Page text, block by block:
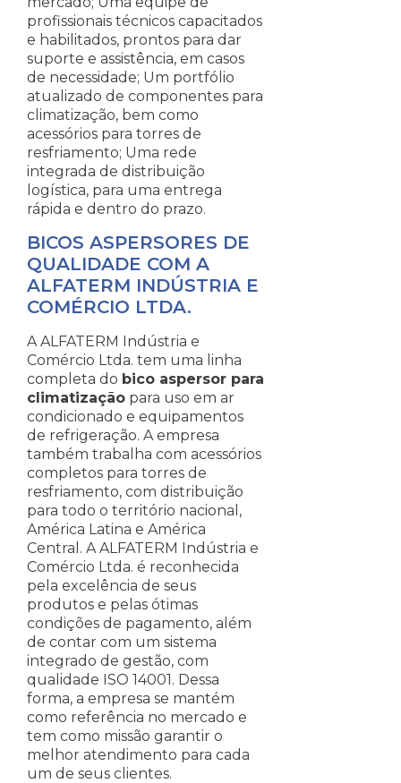
profissionais técnicos capacitados
e habilitados, prontos para dar
suporte e assistência, em casos
de necessidade; Um portfólio
atualizado de componentes para
climatização, bem como
acessórios para torres de
resfriamento; Uma rede
integrada de distribuição
logística, para uma entrega
rápida e dentro do prazo.
BICOS ASPERSORES DE
QUALIDADE COM A
ALFATERM INDÚSTRIA E
COMÉRCIO LTDA.
A ALFATERM Indústria e
Comércio Ltda. tem uma linha
completa do bico aspersor para
climatização para uso em ar
condicionado e equipamentos
de refrigeração. A empresa
também trabalha com acessórios
completos para torres de
resfriamento, com distribuição
para todo o território nacional,
América Latina e América
Central. A ALFATERM Indústria e
Comércio Ltda. é reconhecida
pela excelência de seus
produtos e pelas ótimas
condições de pagamento, além
de contar com um sistema
integrado de gestão, com
qualidade ISO 14001. Dessa
forma, a empresa se mantém
como referência no mercado e
tem como missão garantir o
melhor atendimento para cada
um de seus clientes.